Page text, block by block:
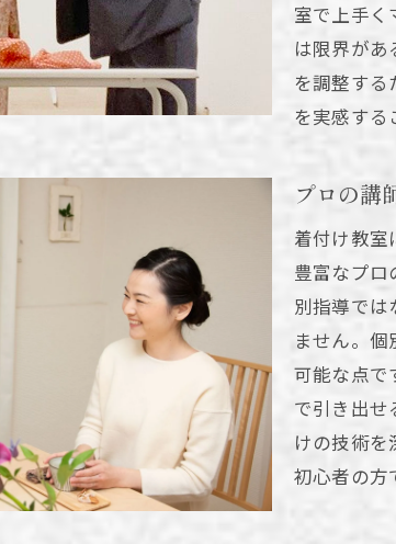
初心者が続けやすい環
初めてでも安心の教室
新宿区にある教室の特
多千花きもの着付け教室で
お出かけレッスンで自信
美しく着こなすための
着物を楽しむための知識
自分自身を高める着物
自信を育む着付けのプ
着物で表現する個性と
新宿区での着付け教室で学
着付け教室で所作を学
着物を着ると美しい所
室で上手く
は限界が
を調整する
を実感する
プロの講
着付け教室
豊富なプロ
別指導では
ません。
可能な点で
で引き出せ
けの技術を
初心者の方